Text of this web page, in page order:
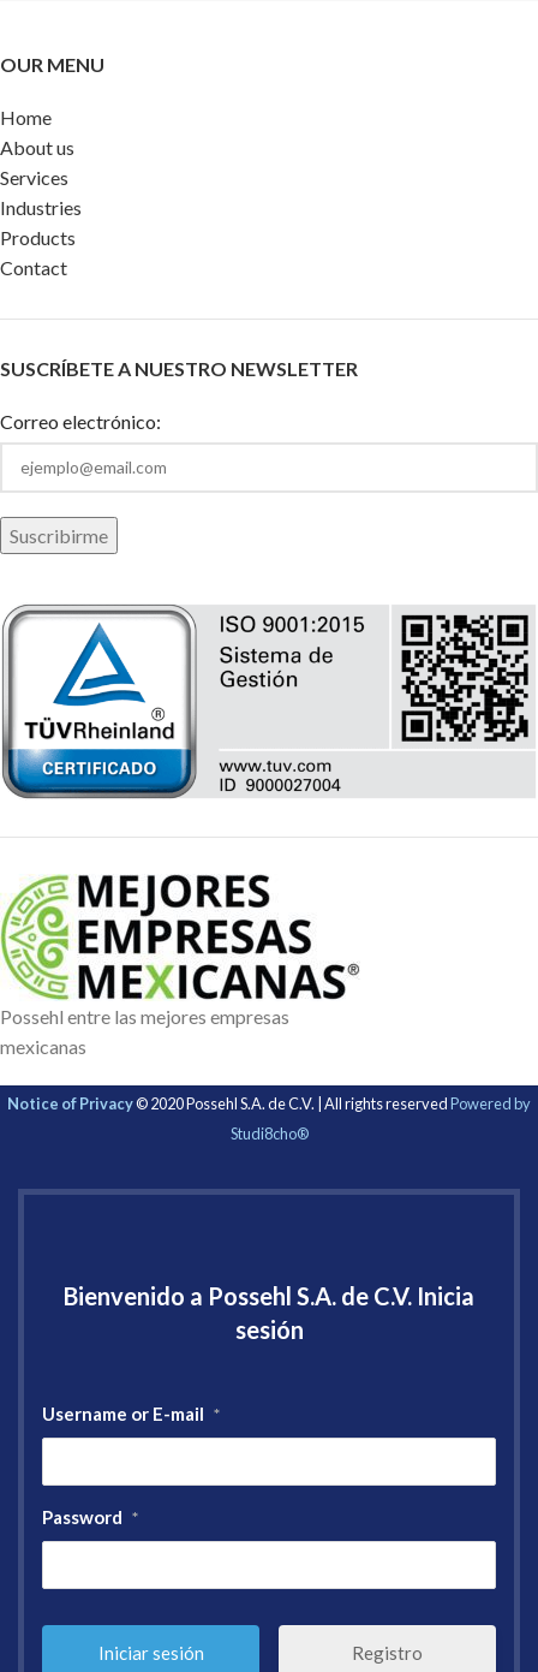
OUR MENU
Home
About us
Services
Industries
Products
Contact
SUSCRÍBETE A NUESTRO NEWSLETTER
Correo electrónico:
Possehl entre las mejores empresas
mexicanas
Notice of Privacy© 2020 Possehl S.A. de C.V. | All rights reservedPowered by
Studi8cho®
Bienvenido a Possehl S.A. de C.V. Inicia
sesión
Username or E-mail *
Password *
Registro